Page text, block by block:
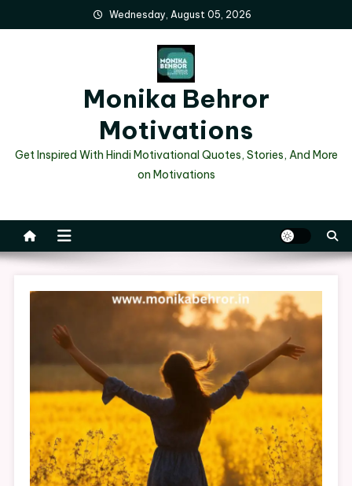
to
Wednesday, August 05, 2026
Monika Behror
Motivations
Get Inspired With Hindi Motivational Quotes, Stories, And More
on Motivations